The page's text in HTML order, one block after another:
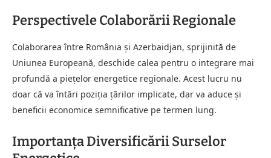
Perspectivele Colaborării Regionale
Colaborarea între România și Azerbaidjan, sprijinită de
Uniunea Europeană, deschide calea pentru o integrare mai
profundă a piețelor energetice regionale. Acest lucru nu
doar că va întări poziția țărilor implicate, dar va aduce și
beneficii economice semnificative pe termen lung.
Importanța Diversificării Surselor